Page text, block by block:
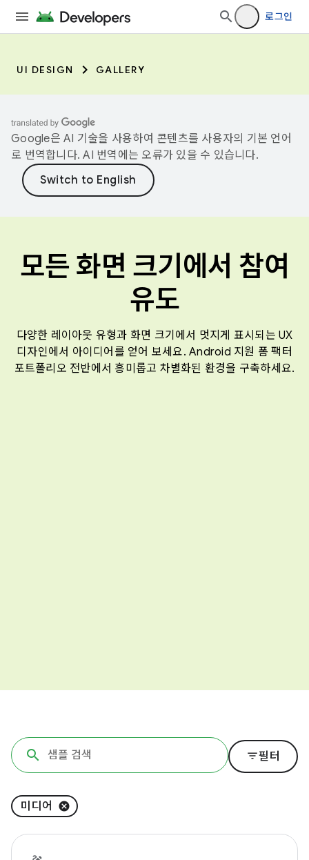
로그인
UI DESIGN GALLERY
Google은 AI 기술을 사용하여 콘텐츠를 사용자의 기본 언어
로 번역합니다. AI 번역에는 오류가 있을 수 있습니다.
모든 화면 크기에서 참여
유도
다양한 레이아웃 유형과 화면 크기에서 멋지게 표시되는 UX
디자인에서 아이디어를 얻어 보세요. Android 지원 폼 팩터
포트폴리오 전반에서 흥미롭고 차별화된 환경을 구축하세요.
filter_list필터
미디어